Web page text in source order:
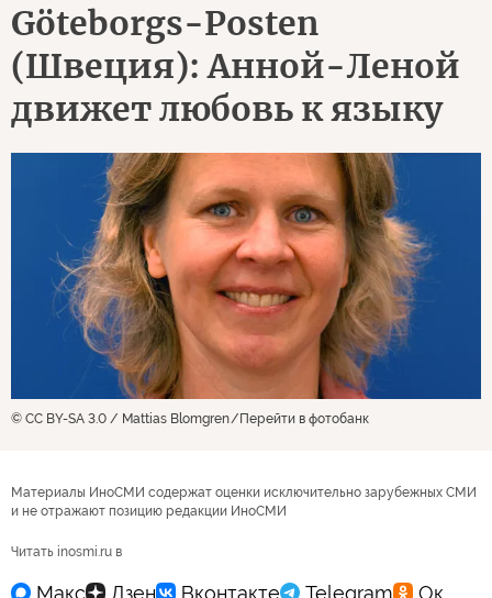
Göteborgs-Posten
(Швеция): Анной-Леной
движет любовь к языку
© CC BY-SA 3.0 / Mattias Blomgren Перейти в фотобанк
Материалы ИноСМИ содержат оценки исключительно зарубежных СМИ
и не отражают позицию редакции ИноСМИ
Читать inosmi.ru в